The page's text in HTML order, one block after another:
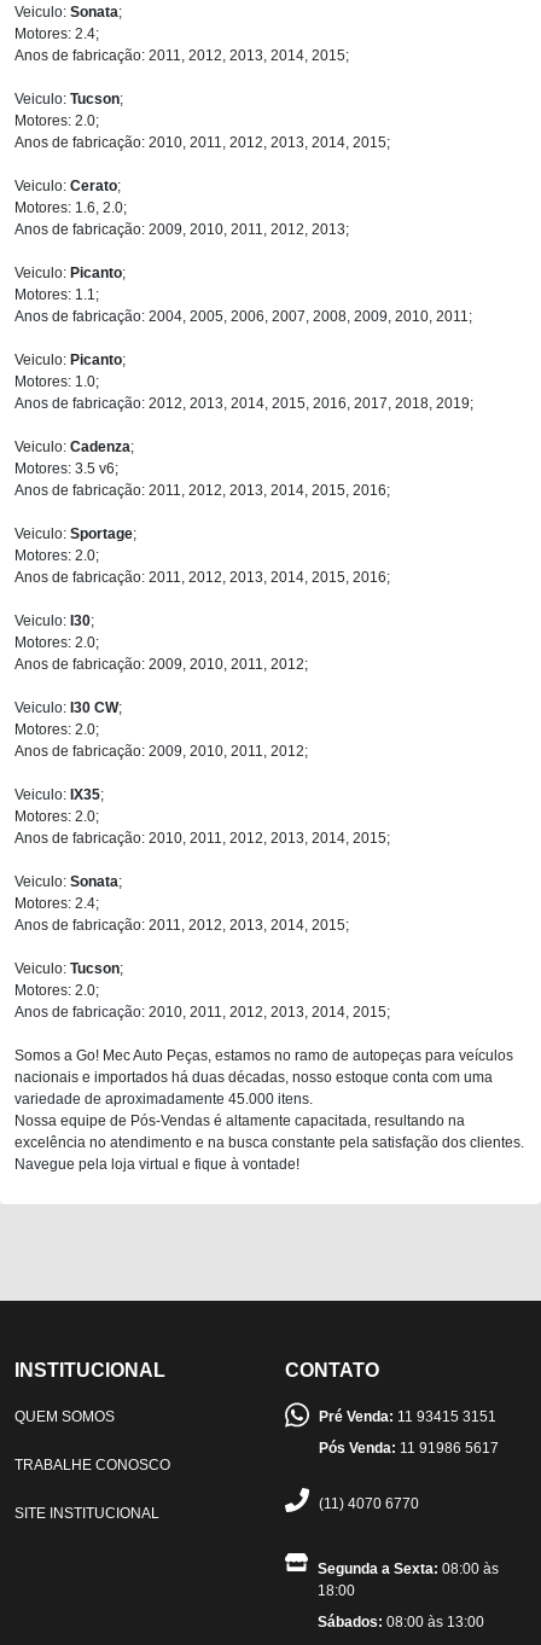
Veiculo: Sonata;
Motores: 2.4;
Anos de fabricação: 2011, 2012, 2013, 2014, 2015;
Veiculo: Tucson;
Motores: 2.0;
Anos de fabricação: 2010, 2011, 2012, 2013, 2014, 2015;
Veiculo: Cerato;
Motores: 1.6, 2.0;
Anos de fabricação: 2009, 2010, 2011, 2012, 2013;
Veiculo: Picanto;
Motores: 1.1;
Anos de fabricação: 2004, 2005, 2006, 2007, 2008, 2009, 2010, 2011;
Veiculo: Picanto;
Motores: 1.0;
Anos de fabricação: 2012, 2013, 2014, 2015, 2016, 2017, 2018, 2019;
Veiculo: Cadenza;
Motores: 3.5 v6;
Anos de fabricação: 2011, 2012, 2013, 2014, 2015, 2016;
Veiculo: Sportage;
Motores: 2.0;
Anos de fabricação: 2011, 2012, 2013, 2014, 2015, 2016;
Veiculo: I30;
Motores: 2.0;
Anos de fabricação: 2009, 2010, 2011, 2012;
Veiculo: I30 CW;
Motores: 2.0;
Anos de fabricação: 2009, 2010, 2011, 2012;
Veiculo: IX35;
Motores: 2.0;
Anos de fabricação: 2010, 2011, 2012, 2013, 2014, 2015;
Veiculo: Sonata;
Motores: 2.4;
Anos de fabricação: 2011, 2012, 2013, 2014, 2015;
Veiculo: Tucson;
Motores: 2.0;
Anos de fabricação: 2010, 2011, 2012, 2013, 2014, 2015;
Somos a Go! Mec Auto Peças, estamos no ramo de autopeças para veículos
nacionais e importados há duas décadas, nosso estoque conta com uma
variedade de aproximadamente 45.000 itens.
Nossa equipe de Pós-Vendas é altamente capacitada, resultando na
excelência no atendimento e na busca constante pela satisfação dos clientes.
Navegue pela loja virtual e fique à vontade!
INSTITUCIONAL
QUEM SOMOS
TRABALHE CONOSCO
SITE INSTITUCIONAL
CONTATO
Pré Venda: 11 93415 3151
Pós Venda: 11 91986 5617
(11) 4070 6770
Segunda a Sexta: 08:00 às
18:00
Sábados: 08:00 às 13:00